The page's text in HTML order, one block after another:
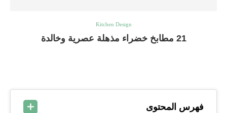
Kitchen Design
21 مطابخ خضراء مذهلة عصرية وخالدة
فهرس المحتوى